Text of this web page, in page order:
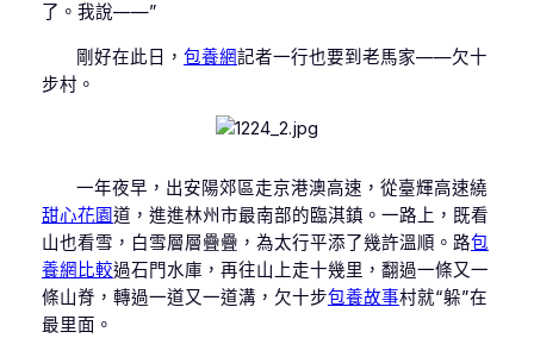
了。我說——”
剛好在此日， 包養網記者一行也要到老馬家——欠十
步村。
一年夜早，出安陽郊區走京港澳高速，從臺輝高速繞
甜心花園道，進進林州市最南部的臨淇鎮。一路上，既看
山也看雪，白雪層層疊疊，為太行平添了幾許溫順。路包
養網比較過石門水庫，再往山上走十幾里，翻過一條又一
條山脊，轉過一道又一道溝，欠十步包養故事村就“躲”在
最里面。